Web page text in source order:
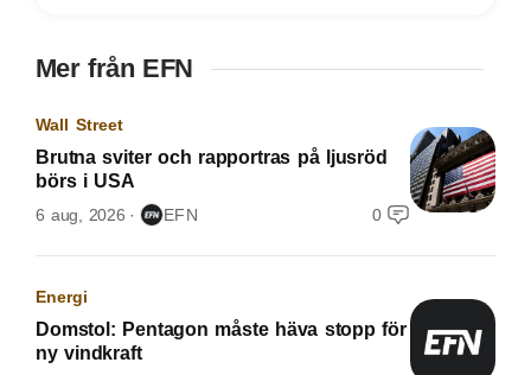
Mer från EFN
Wall Street
Brutna sviter och rapportras på ljusröd
börs i USA
6 aug, 2026 EFN 0
Energi
Domstol: Pentagon måste häva stopp för
ny vindkraft